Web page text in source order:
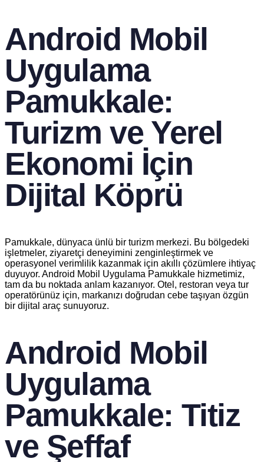
Android Mobil
Uygulama
Pamukkale:
Turizm ve Yerel
Ekonomi İçin
Dijital Köprü
Pamukkale, dünyaca ünlü bir turizm merkezi. Bu bölgedeki
işletmeler, ziyaretçi deneyimini zenginleştirmek ve
operasyonel verimlilik kazanmak için akıllı çözümlere ihtiyaç
duyuyor. Android Mobil Uygulama Pamukkale hizmetimiz,
tam da bu noktada anlam kazanıyor. Otel, restoran veya tur
operatörünüz için, markanızı doğrudan cebe taşıyan özgün
bir dijital araç sunuyoruz.
Android Mobil
Uygulama
Pamukkale: Titiz
ve Şeffaf